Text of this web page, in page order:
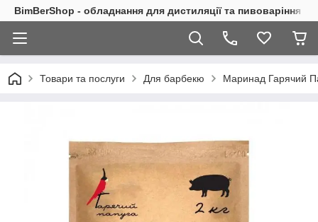
BimBerShop - обладнання для дистиляції та пивоваріння
Товари та послуги Для барбекю Маринад Гарячий